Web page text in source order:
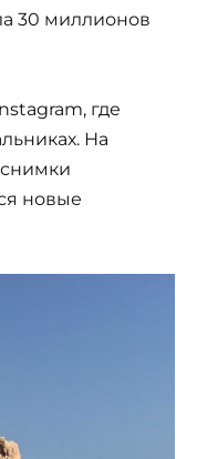
30 миллионов
где
На
новые